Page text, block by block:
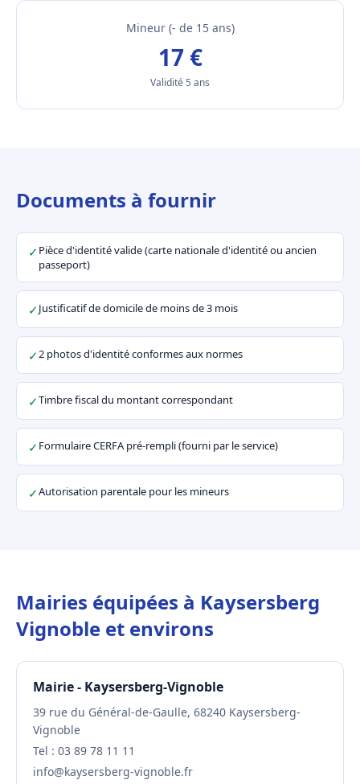
Mineur (- de 15 ans)
17 €
Validité 5 ans
Documents à fournir
✓ Pièce d'identité valide (carte nationale d'identité ou ancien
passeport)
✓Justificatif de domicile de moins de 3 mois
✓2 photos d'identité conformes aux normes
✓Timbre fiscal du montant correspondant
✓ Formulaire CERFA pré-rempli (fourni par le service)
✓Autorisation parentale pour les mineurs
Mairies équipées à Kaysersberg
Vignoble et environs
Mairie - Kaysersberg-Vignoble
39 rue du Général-de-Gaulle, 68240 Kaysersberg-
Vignoble
Tel : 03 89 78 11 11
info@kaysersberg-vignoble.fr